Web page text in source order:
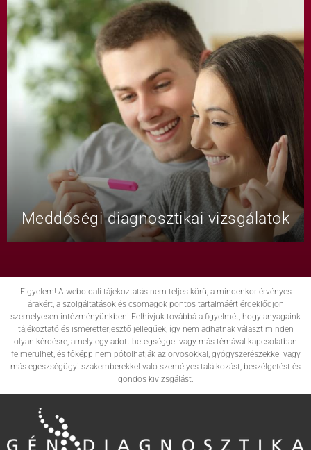
Meddőségi diagnosztikai vizsgálatok
Figyelem! A weboldali tájékoztatás nem teljes körű, a mindenkor érvényes
árakért, a szolgáltatások és csomagok pontos tartalmáért érdeklődjön
személyesen intézményünkben! Felhívjuk továbbá a figyelmét, hogy anyagaink
tájékoztató és ismeretterjesztő jellegűek, így nem adhatnak választ minden
olyan kérdésre, amely egy adott betegséggel vagy más témával kapcsolatban
felmerülhet, és főképp nem pótolhatják az orvosokkal, gyógyszerészekkel vagy
más egészségügyi szakemberekkel való személyes találkozást, beszélgetést és
gondos kivizsgálást.